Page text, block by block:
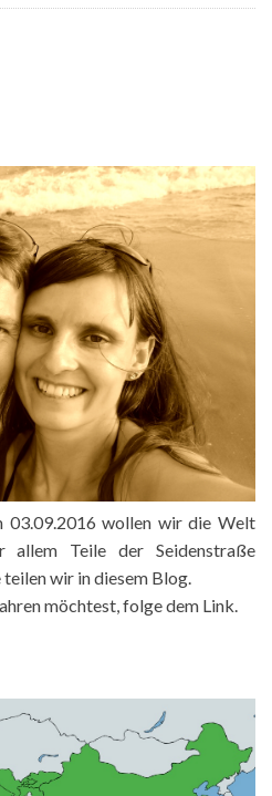
03.09.2016 wollen wir die Welt
allem Teile der Seidenstraße
wir in diesem Blog.
möchtest, folge dem Link.